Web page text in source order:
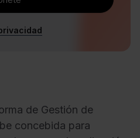
de Gestión de
concebida para